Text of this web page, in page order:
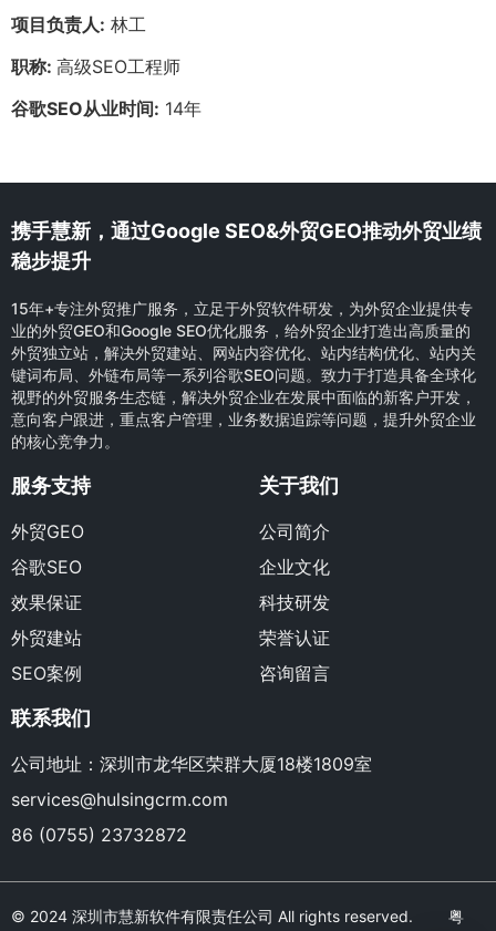
项目负责人: 林工
职称: 高级SEO工程师
谷歌SEO从业时间: 14年
携手慧新，通过Google SEO&外贸GEO推动外贸业绩
稳步提升
15年+专注外贸推广服务，立足于外贸软件研发，为外贸企业提供专
业的外贸GEO和Google SEO优化服务，给外贸企业打造出高质量的
外贸独立站，解决外贸建站、网站内容优化、站内结构优化、站内关
键词布局、外链布局等一系列谷歌SEO问题。致力于打造具备全球化
视野的外贸服务生态链，解决外贸企业在发展中面临的新客户开发，
意向客户跟进，重点客户管理，业务数据追踪等问题，提升外贸企业
的核心竞争力。
服务支持
外贸GEO
谷歌SEO
效果保证
外贸建站
SEO案例
关于我们
公司简介
企业文化
科技研发
荣誉认证
咨询留言
联系我们
公司地址：深圳市龙华区荣群大厦18楼1809室
services@hulsingcrm.com
86 (0755) 23732872
© 2024 深圳市慧新软件有限责任公司 All rights reserved. 粤